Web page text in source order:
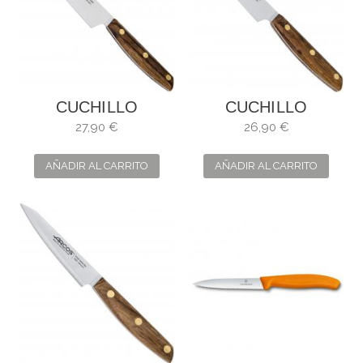
CUCHILLO
COCINERO 16 CM
27,90 €
AÑADIR AL CARRITO
CUCHILLO
COCINERO 14 CM
26,90 €
AÑADIR AL CARRITO